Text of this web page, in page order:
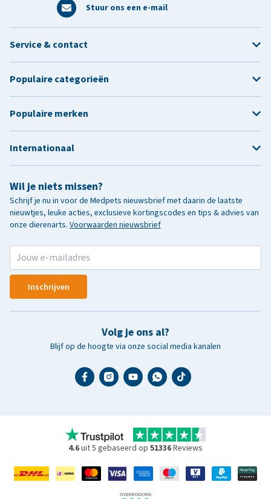
Stuur ons een e-mail
Wil je niets missen?
Schrijf je nu in voor de Medpets nieuwsbrief met daarin de laatste
nieuwtjes, leuke acties, exclusieve kortingscodes en tips & advies van
onze dierenarts. Voorwaarden nieuwsbrief
Inschrijven
Volg je ons al?
Blijf op de hoogte via onze social media kanalen
Service & contact
Populaire categorieën
Populaire merken
Internationaal
4.6uit 5 gebaseerd op 51336Reviews